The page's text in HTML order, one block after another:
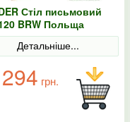
Стіл письмовий
BRW Польща
Детальніше...
грн.